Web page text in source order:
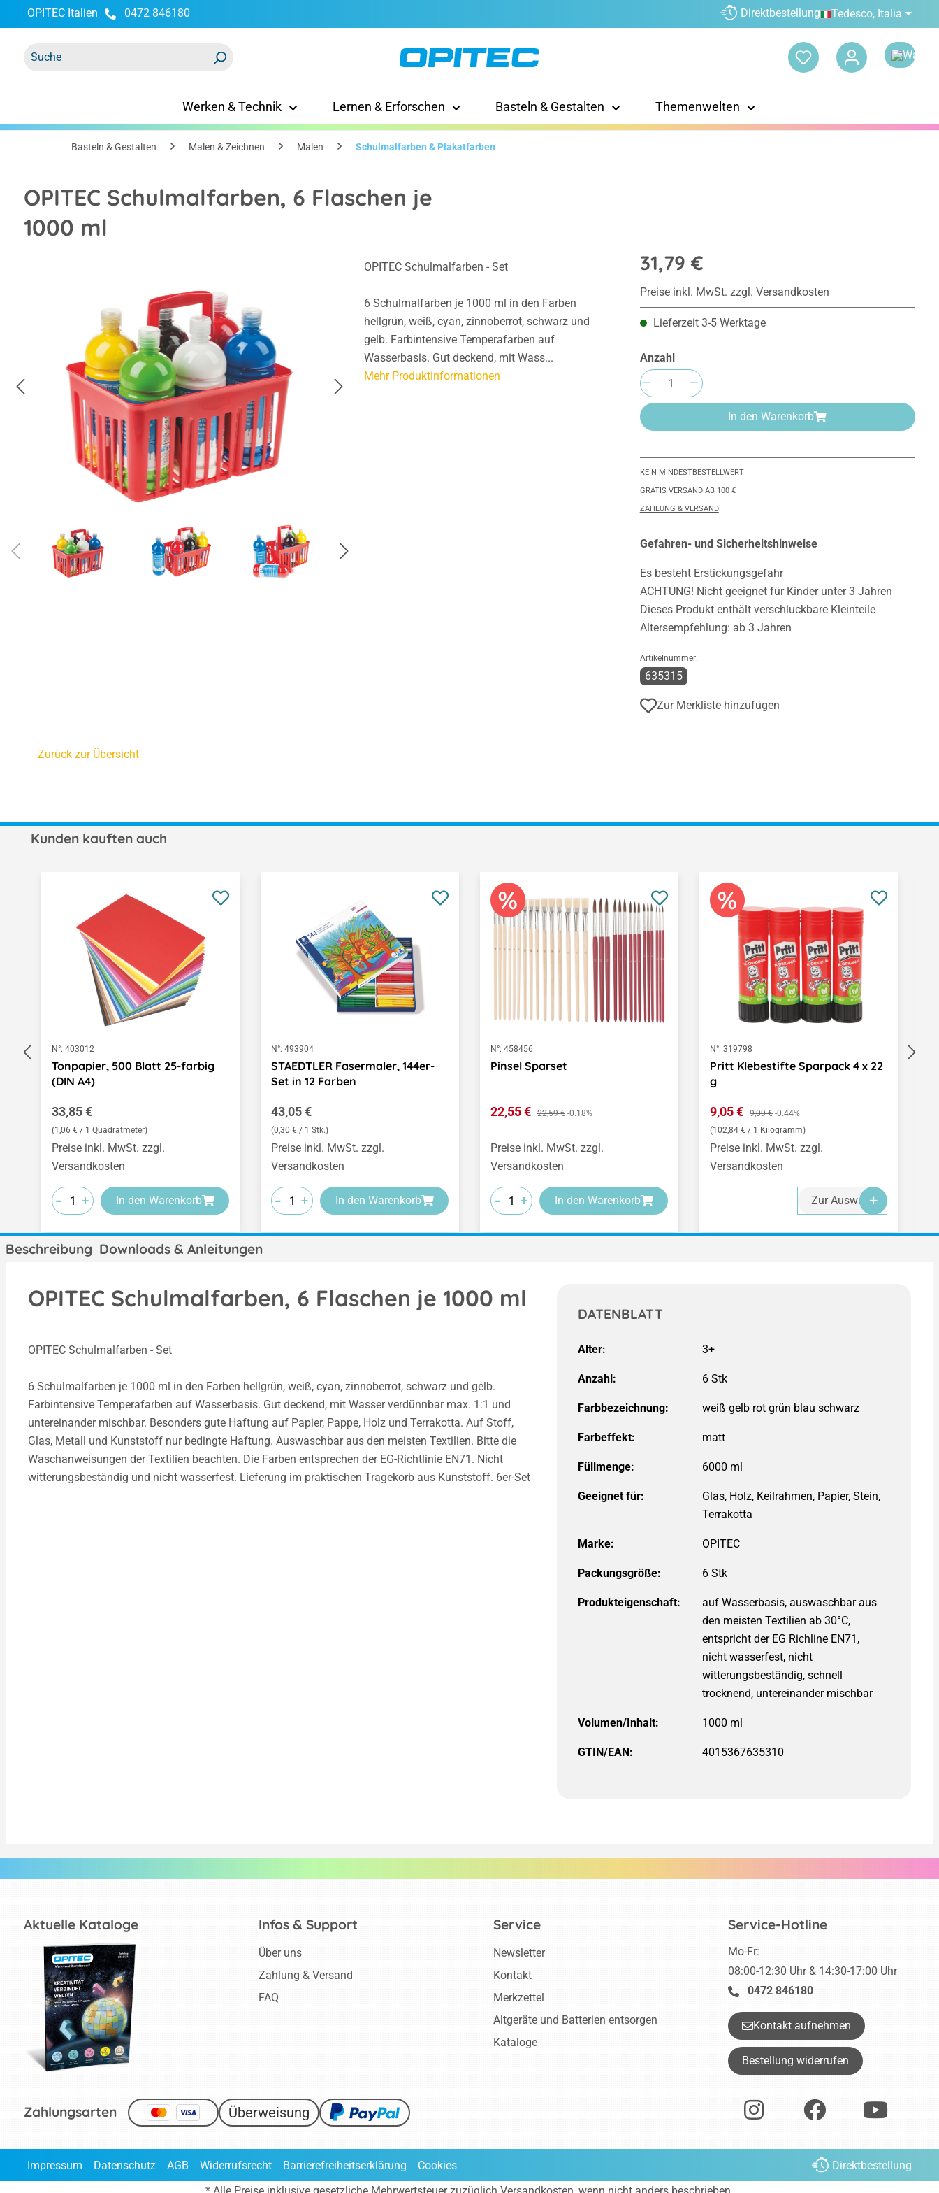
Zur Hauptnavigation springen
OPITEC Italien 0472 846180 Direktbestellung Tedesco, Italia
Werken & Technik Lernen & Erforschen Basteln & Gestalten Themenwelten
Basteln & Gestalten Malen & Zeichnen Malen Schulmalfarben & Plakatfarben
OPITEC Schulmalfarben, 6 Flaschen je
1000 ml
OPITEC Schulmalfarben - Set
6 Schulmalfarben je 1000 ml in den Farben
hellgrün, weiß, cyan, zinnoberrot, schwarz und
gelb. Farbintensive Temperafarben auf
Wasserbasis. Gut deckend, mit Wass...
Mehr Produktinformationen
31,79 €
Preise inkl. MwSt. zzgl. Versandkosten
Lieferzeit 3-5 Werktage
Anzahl
Produkt Anzahl: Gib den gewünschten
In den Warenkorb
KEIN MINDESTBESTELLWERT
GRATIS VERSAND AB 100 €
ZAHLUNG & VERSAND
Gefahren- und Sicherheitshinweise
Es besteht Erstickungsgefahr
ACHTUNG! Nicht geeignet für Kinder unter 3 Jahren
Dieses Produkt enthält verschluckbare Kleinteile
Altersempfehlung: ab 3 Jahren
Artikelnummer:
635315
Zur Merkliste hinzufügen
Zurück zur Übersicht
Kunden kauften auch
N°: 403012
Tonpapier, 500 Blatt 25-farbig
(DIN A4)
Regulärer Preis:
33,85 €
(1,06 € / 1 Quadratmeter)
Preise inkl. MwSt. zzgl.
Versandkosten
-
-
- +
+
+ In den Warenkorb
N°: 493904
STAEDTLER Fasermaler, 144er-
Set in 12 Farben
Regulärer Preis:
43,05 €
(0,30 € / 1 Stk.)
Preise inkl. MwSt. zzgl.
Versandkosten
-
-
- +
+
+ In den Warenkorb
N°: 458456
Pinsel Sparset
Verkaufspreis:
22,55 € Regulärer Preis:
22,59 € -0.18%
Preise inkl. MwSt. zzgl.
Versandkosten
-
-
- +
+
+ In den Warenkorb
N°: 319798
Pritt Klebestifte Sparpack 4 x 22
g
Verkaufspreis:
9,05 € Regulärer Preis:
9,09 € -0.44%
(102,84 € / 1 Kilogramm)
Preise inkl. MwSt. zzgl.
Versandkosten
Zur Auswahl
Beschreibung Downloads & Anleitungen
OPITEC Schulmalfarben, 6 Flaschen je 1000 ml
OPITEC Schulmalfarben - Set
6 Schulmalfarben je 1000 ml in den Farben hellgrün, weiß, cyan, zinnoberrot, schwarz und gelb.
Farbintensive Temperafarben auf Wasserbasis. Gut deckend, mit Wasser verdünnbar max. 1:1 und
untereinander mischbar. Besonders gute Haftung auf Papier, Pappe, Holz und Terrakotta. Auf Stoff,
Glas, Metall und Kunststoff nur bedingte Haftung. Auswaschbar aus den meisten Textilien. Bitte die
Waschanweisungen der Textilien beachten. Die Farben entsprechen der EG-Richtlinie EN71. Nicht
witterungsbeständig und nicht wasserfest. Lieferung im praktischen Tragekorb aus Kunststoff. 6er-Set
DATENBLATT
Alter: 3+
Anzahl:
Farbbezeichnung: weiß gelb rot grün blau schwarz
Farbeffekt: matt
Füllmenge: 6000 ml
Geeignet für:
Marke: OPITEC
Packungsgröße:
Produkteigenschaft:
auf Wasserbasis, auswaschbar aus
den meisten Textilien ab 30°C,
entspricht der EG Richline EN71,
nicht wasserfest, nicht
witterungsbeständig, schnell
trocknend, untereinander mischbar
Volumen/Inhalt: 1000 ml
GTIN/EAN: 4015367635310
Aktuelle Kataloge Service-Hotline
Mo-Fr:
08:00-12:30 Uhr & 14:30-17:00 Uhr
0472 846180
Kontakt aufnehmen
Bestellung widerrufen
Infos & Support
Über uns
Zahlung & Versand
FAQ
Service
Newsletter
Kontakt
Merkzettel
Altgeräte und Batterien entsorgen
Kataloge
Zahlungsarten Überweisung
Impressum Datenschutz AGB Widerrufsrecht Barrierefreiheitserklärung Cookies
Direktbestellung